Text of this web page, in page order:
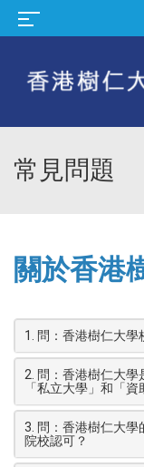
常見問題
關於香港
1. 問：香港樹仁大學
2. 問：香港樹仁大
「私立大學」和「
3. 問：香港樹仁大學
院校認可？